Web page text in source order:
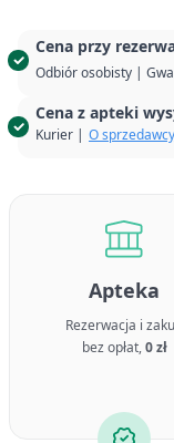
Cena przy
Odbiór osobisty |
Cena z apteki
Kurier | O sprzedawcy
Apteka
Rezerwacja i
bez opłat,0 zł